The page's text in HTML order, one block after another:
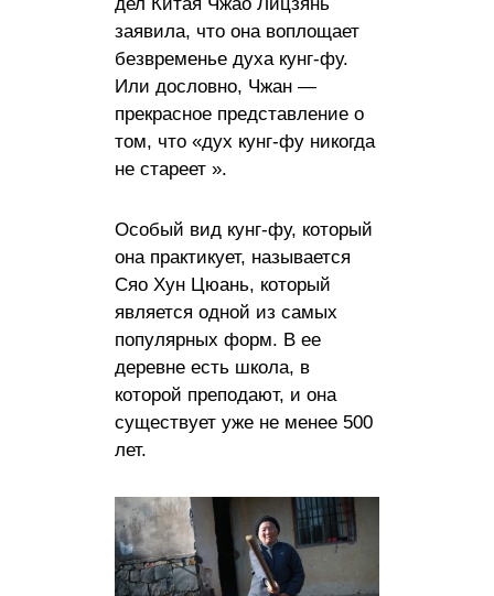
заявила, что она воплощает
безвременье духа кунг-фу.
Или дословно, Чжан —
прекрасное представление о
том, что «дух кунг-фу никогда
не стареет ».
Особый вид кунг-фу, который
она практикует, называется
Сяо Хун Цюань, который
является одной из самых
популярных форм. В ее
деревне есть школа, в
которой преподают, и она
существует уже не менее 500
лет.